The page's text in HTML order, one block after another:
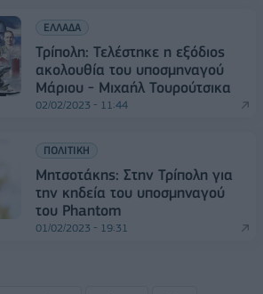
ΕΛΛΑΔΑ
Τρίπολη: Τελέστηκε η εξόδιος
ακολουθία του υποσμηναγού
Μάριου - Μιχαήλ Τουρούτσικα
02/02/2023 - 11:44
ΠΟΛΙΤΙΚΗ
Μητσοτάκης: Στην Τρίπολη για
την κηδεία του υποσμηναγού
του Phantom
01/02/2023 - 19:31